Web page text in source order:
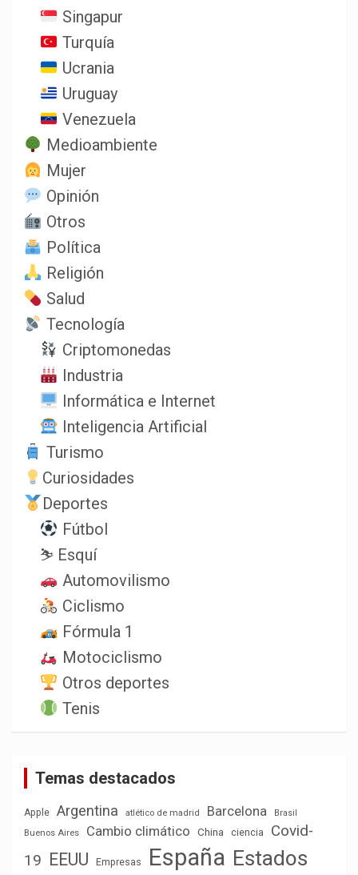
Singapur
Turquía
Ucrania
Uruguay
Venezuela
Medioambiente
Mujer
Opinión
Otros
Política
Religión
Salud
Tecnología
Criptomonedas
Industria
Informática e Internet
Inteligencia Artificial
Turismo
Curiosidades
Deportes
Fútbol
⛷️ Esquí
Automovilismo
Ciclismo
Fórmula 1
Motociclismo
Otros deportes
Tenis
Temas destacados
Apple Argentina atlético de madrid Barcelona
Brasil
Buenos Aires
Cambio climático China ciencia
Covid-
19 EEUU Empresas España Estados